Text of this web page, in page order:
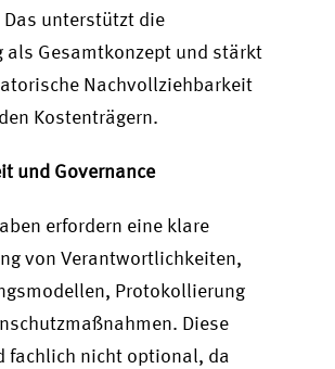
unterstützt die
als Gesamtkonzept und stärkt
Nachvollziehbarkeit
Kostenträgern.
und Governance
erfordern eine klare
von Verantwortlichkeiten,
Protokollierung
Diese
fachlich nicht optional, da